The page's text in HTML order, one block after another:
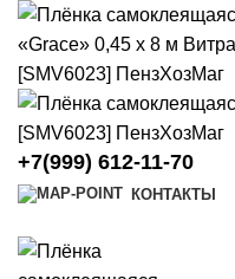
+7(999) 612-11-70
КОНТАКТЫ